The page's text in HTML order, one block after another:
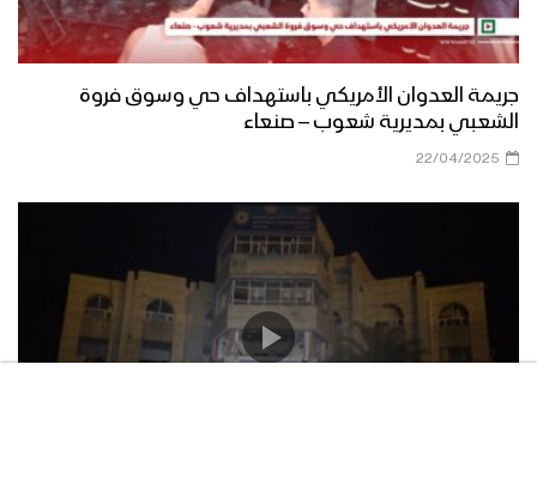
جريمة العدوان الأمريكي باستهداف حي وسوق فروة
الشعبي بمديرية شعوب – صنعاء
22/04/2025